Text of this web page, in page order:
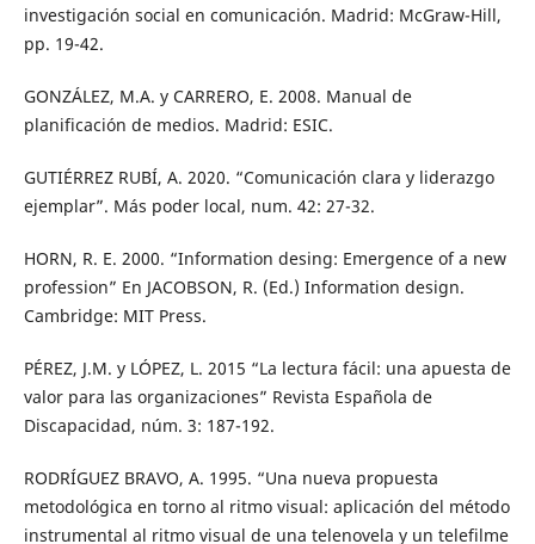
investigación social en comunicación. Madrid: McGraw-Hill,
pp. 19-42.
GONZÁLEZ, M.A. y CARRERO, E. 2008. Manual de
planificación de medios. Madrid: ESIC.
GUTIÉRREZ RUBÍ, A. 2020. “Comunicación clara y liderazgo
ejemplar”. Más poder local, num. 42: 27-32.
HORN, R. E. 2000. “Information desing: Emergence of a new
profession” En JACOBSON, R. (Ed.) Information design.
Cambridge: MIT Press.
PÉREZ, J.M. y LÓPEZ, L. 2015 “La lectura fácil: una apuesta de
valor para las organizaciones” Revista Española de
Discapacidad, núm. 3: 187-192.
RODRÍGUEZ BRAVO, A. 1995. “Una nueva propuesta
metodológica en torno al ritmo visual: aplicación del método
instrumental al ritmo visual de una telenovela y un telefilme